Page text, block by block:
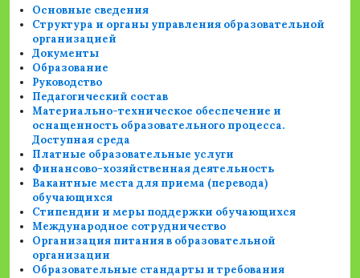
Основные сведения
Структура и органы управления образовательной
организацией
Документы
Образование
Руководство
Педагогический состав
Материально-техническое обеспечение и
оснащенность образовательного процесса.
Доступная среда
Платные образовательные услуги
Финансово-хозяйственная деятельность
Вакантные места для приема (перевода)
обучающихся
Стипендии и меры поддержки обучающихся
Международное сотрудничество
Организация питания в образовательной
организации
Образовательные стандарты и требования